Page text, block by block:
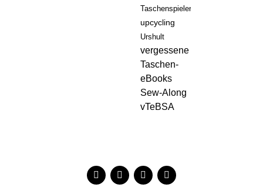
Taschenspieler
upcycling
Urshult
vergessene
Taschen-
eBooks
Sew-Along
vTeBSA